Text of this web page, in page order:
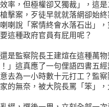
效率，但極權卻又獨裁」，這
擊案，歹徒早就就落網卻始
喇說「案情終會水落石出」
這種政府官員有屁用呢？
是監察院長王建煊在這種萬
」這真應了一句俚語四書五
去為一小時數十元打工？監
的無奈，被大院長罵「笨」